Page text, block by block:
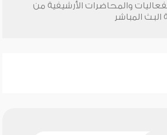
والمحاضرات الأرشيفية من
المباشر